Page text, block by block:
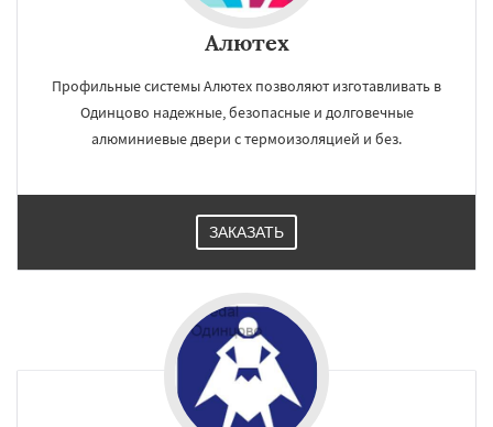
Алютех
Профильные системы Алютех позволяют изготавливать в
Одинцово надежные, безопасные и долговечные
алюминиевые двери с термоизоляцией и без.
ЗАКАЗАТЬ